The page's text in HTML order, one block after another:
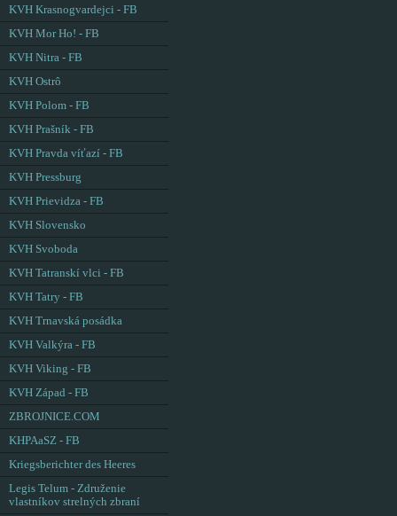
KVH Krasnogvardejci - FB
KVH Mor Ho! - FB
KVH Nitra - FB
KVH Ostrô
KVH Polom - FB
KVH Prašník - FB
KVH Pravda víťazí - FB
KVH Pressburg
KVH Prievidza - FB
KVH Slovensko
KVH Svoboda
KVH Tatranskí vlci - FB
KVH Tatry - FB
KVH Trnavská posádka
KVH Valkýra - FB
KVH Viking - FB
KVH Západ - FB
ZBROJNICE.COM
KHPAaSZ - FB
Kriegsberichter des Heeres
Legis Telum - Združenie
vlastníkov strelných zbraní